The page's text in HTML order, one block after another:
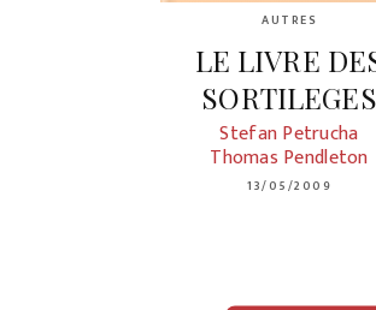
AUTRES
LE LIVRE
SORTILEGES
Stefan Petrucha
Thomas Pendleton
13/05/2009